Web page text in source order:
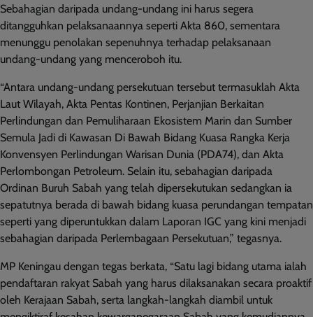
Sebahagian daripada undang-undang ini harus segera
ditangguhkan pelaksanaannya seperti Akta 860, sementara
menunggu penolakan sepenuhnya terhadap pelaksanaan
undang-undang yang menceroboh itu.
“Antara undang-undang persekutuan tersebut termasuklah Akta
Laut Wilayah, Akta Pentas Kontinen, Perjanjian Berkaitan
Perlindungan dan Pemuliharaan Ekosistem Marin dan Sumber
Semula Jadi di Kawasan Di Bawah Bidang Kuasa Rangka Kerja
Konvensyen Perlindungan Warisan Dunia (PDA74), dan Akta
Perlombongan Petroleum. Selain itu, sebahagian daripada
Ordinan Buruh Sabah yang telah dipersekutukan sedangkan ia
sepatutnya berada di bawah bidang kuasa perundangan tempatan
seperti yang diperuntukkan dalam Laporan IGC yang kini menjadi
sebahagian daripada Perlembagaan Persekutuan,” tegasnya.
MP Keningau dengan tegas berkata, “Satu lagi bidang utama ialah
pendaftaran rakyat Sabah yang harus dilaksanakan secara proaktif
oleh Kerajaan Sabah, serta langkah-langkah diambil untuk